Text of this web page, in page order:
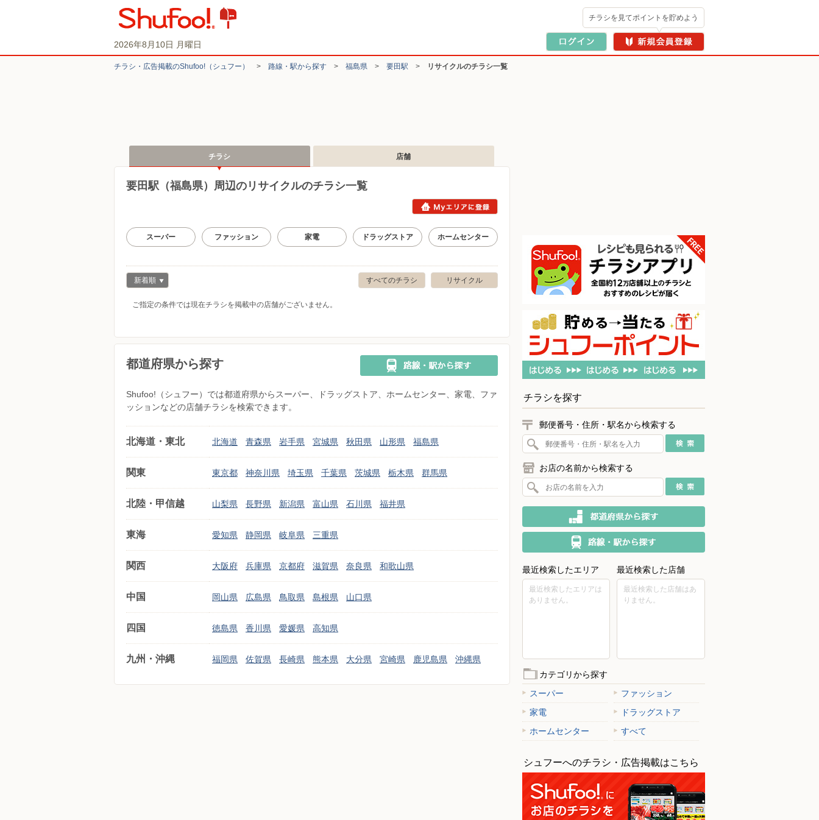
2026年8月10日 月曜日
チラシを見てポイントを貯めよう
チラシ・​広告掲載の​Shufoo!​（シュフー） > 路線・駅から探す > 福島県 > 要田駅 > リサイクルのチラシ一覧
チラシ 店舗
要田駅（福島県）周辺のリサイクルのチラシ一覧
スーパー ファッション 家電 ドラッグストア ホームセンター
リサイクル
すべてのチラシ
新着順
ご指定の条件では現在チラシを掲載中の店舗がございません。
都道府県から探す
Shufoo!（シュフー）では都道府県からスーパー、ドラッグストア、ホームセンター、家電、ファ
ッションなどの店舗チラシを検索できます。
北海道・東北 北海道 青森県 岩手県 宮城県 秋田県 山形県 福島県
関東 東京都 神奈川県 埼玉県 千葉県 茨城県 栃木県 群馬県
北陸・甲信越 山梨県 長野県 新潟県 富山県 石川県 福井県
東海 愛知県 静岡県 岐阜県 三重県
関西 大阪府 兵庫県 京都府 滋賀県 奈良県 和歌山県
中国 岡山県 広島県 鳥取県 島根県 山口県
四国 徳島県 香川県 愛媛県 高知県
九州・沖縄 福岡県 佐賀県 長崎県 熊本県 大分県 宮崎県 鹿児島県 沖縄県
チラシを探す
郵便番号・住所・駅名から検索する
お店の名前から検索する
最近検索したエリア
最近検索したエリアは
ありません。
最近検索した店舗
最近検索した店舗はあ
りません。
カテゴリから探す
スーパー
ファッション
家電
ドラッグストア
ホームセンター
すべて
シュフーへのチラシ・広告掲載はこちら